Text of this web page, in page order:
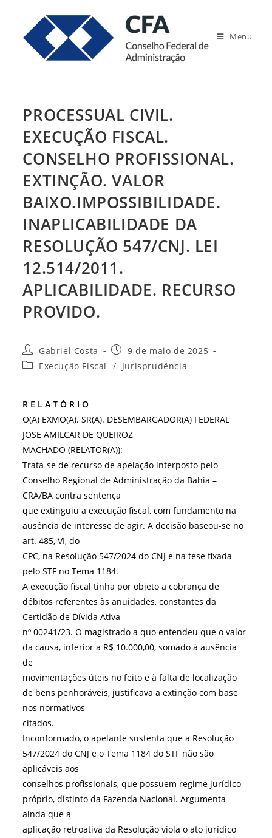
conteúdo
Menu
PROCESSUAL CIVIL.
EXECUÇÃO FISCAL.
CONSELHO PROFISSIONAL.
EXTINÇÃO. VALOR
BAIXO.IMPOSSIBILIDADE.
INAPLICABILIDADE DA
RESOLUÇÃO 547/CNJ. LEI
12.514/2011.
APLICABILIDADE. RECURSO
PROVIDO.
Autor
do
post:
Gabriel Costa
Post
publicado:
9 de maio de 2025
Categoria
Execução Fiscal / Jurisprudência
R E L A T Ó R I O
O(A) EXMO(A). SR(A). DESEMBARGADOR(A) FEDERAL
JOSE AMILCAR DE QUEIROZ
MACHADO (RELATOR(A)):
Trata-se de recurso de apelação interposto pelo
Conselho Regional de Administração da Bahia –
CRA/BA contra sentença
que extinguiu a execução fiscal, com fundamento na
ausência de interesse de agir. A decisão baseou-se no
art. 485, VI, do
CPC, na Resolução 547/2024 do CNJ e na tese fixada
pelo STF no Tema 1184.
A execução fiscal tinha por objeto a cobrança de
débitos referentes às anuidades, constantes da
Certidão de Dívida Ativa
nº 00241/23. O magistrado a quo entendeu que o valor
da causa, inferior a R$ 10.000,00, somado à ausência
de
movimentações úteis no feito e à falta de localização
de bens penhoráveis, justificava a extinção com base
nos normativos
citados.
Inconformado, o apelante sustenta que a Resolução
547/2024 do CNJ e o Tema 1184 do STF não são
aplicáveis aos
conselhos profissionais, que possuem regime jurídico
próprio, distinto da Fazenda Nacional. Argumenta
ainda que a
aplicação retroativa da Resolução viola o ato jurídico